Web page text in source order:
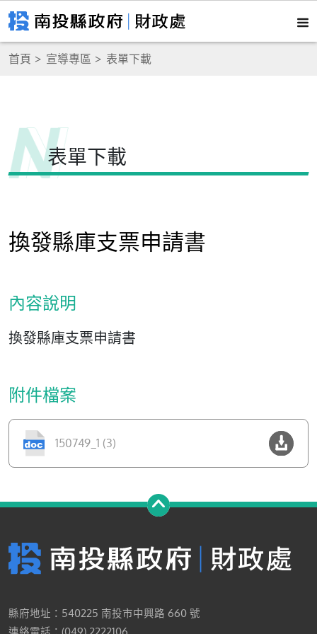
首頁 宣導專區 表單下載
表單下載
換發縣庫支票申請書
內容說明
換發縣庫支票申請書
附件檔案
150749_1 (3)
縣府地址：540225 南投市中興路 660 號
連絡電話：(049) 2222106